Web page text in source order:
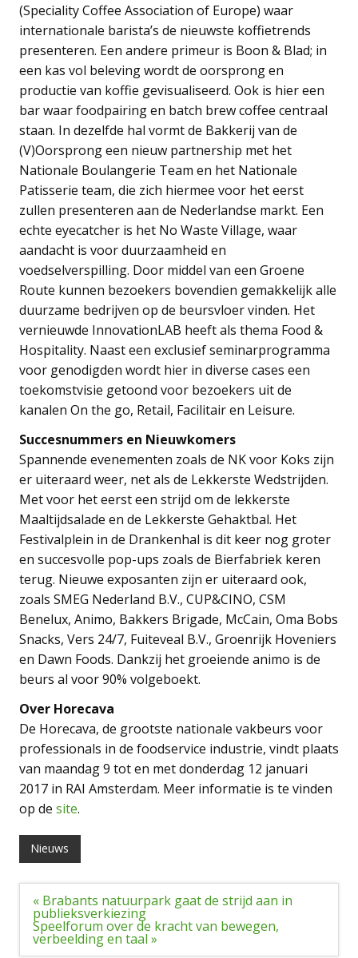
(Speciality Coffee Association of Europe) waar
internationale barista’s de nieuwste koffietrends
presenteren. Een andere primeur is Boon & Blad; in
een kas vol beleving wordt de oorsprong en
productie van koffie gevisualiseerd. Ook is hier een
bar waar foodpairing en batch brew coffee centraal
staan. In dezelfde hal vormt de Bakkerij van de
(V)Oorsprong een nieuw partnership met het
Nationale Boulangerie Team en het Nationale
Patisserie team, die zich hiermee voor het eerst
zullen presenteren aan de Nederlandse markt. Een
echte eyecatcher is het No Waste Village, waar
aandacht is voor duurzaamheid en
voedselverspilling. Door middel van een Groene
Route kunnen bezoekers bovendien gemakkelijk alle
duurzame bedrijven op de beursvloer vinden. Het
vernieuwde InnovationLAB heeft als thema Food &
Hospitality. Naast een exclusief seminarprogramma
voor genodigden wordt hier in diverse cases een
toekomstvisie getoond voor bezoekers uit de
kanalen On the go, Retail, Facilitair en Leisure.
Succesnummers en Nieuwkomers
Spannende evenementen zoals de NK voor Koks zijn
er uiteraard weer, net als de Lekkerste Wedstrijden.
Met voor het eerst een strijd om de lekkerste
Maaltijdsalade en de Lekkerste Gehaktbal. Het
Festivalplein in de Drankenhal is dit keer nog groter
en succesvolle pop-ups zoals de Bierfabriek keren
terug. Nieuwe exposanten zijn er uiteraard ook,
zoals SMEG Nederland B.V., CUP&CINO, CSM
Benelux, Animo, Bakkers Brigade, McCain, Oma Bobs
Snacks, Vers 24/7, Fuiteveal B.V., Groenrijk Hoveniers
en Dawn Foods. Dankzij het groeiende animo is de
beurs al voor 90% volgeboekt.
Over Horecava
De Horecava, de grootste nationale vakbeurs voor
professionals in de foodservice industrie, vindt plaats
van maandag 9 tot en met donderdag 12 januari
2017 in RAI Amsterdam. Meer informatie is te vinden
op de site.
Nieuws
Bericht
navigatie
« Brabants natuurpark gaat de strijd aan in
publieksverkiezing
Speelforum over de kracht van bewegen,
verbeelding en taal »